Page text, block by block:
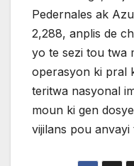
Pedernales ak
2,288, anplis de
yo te sezi tou twa
operasyon ki pral
teritwa nasyonal
moun ki gen
vijilans pou anvayi